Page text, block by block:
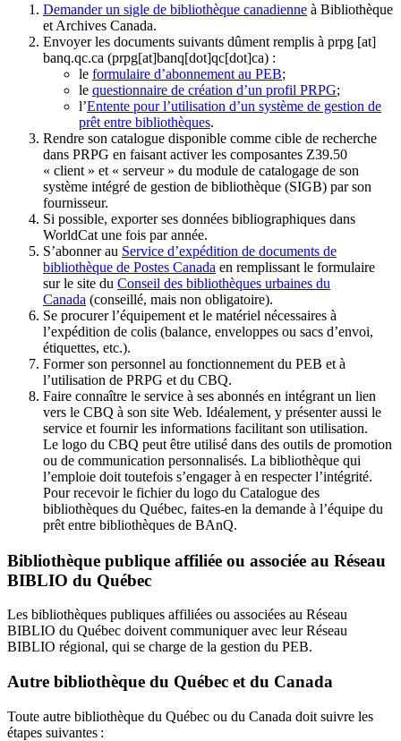
Demander un sigle de bibliothèque canadienne à Bibliothèque
et Archives Canada.
Envoyer les documents suivants dûment remplis à prpg [at]
banq.qc.ca (prpg[at]banq[dot]qc[dot]ca) :
le formulaire d’abonnement au PEB;
le questionnaire de création d’un profil PRPG;
l’Entente pour l’utilisation d’un système de gestion de
prêt entre bibliothèques.
Rendre son catalogue disponible comme cible de recherche
dans PRPG en faisant activer les composantes Z39.50
« client » et « serveur » du module de catalogage de son
système intégré de gestion de bibliothèque (SIGB) par son
fournisseur.
Si possible, exporter ses données bibliographiques dans
WorldCat une fois par année.
S’abonner au Service d’expédition de documents de
bibliothèque de Postes Canada en remplissant le formulaire
sur le site du Conseil des bibliothèques urbaines du
Canada (conseillé, mais non obligatoire).
Se procurer l’équipement et le matériel nécessaires à
l’expédition de colis (balance, enveloppes ou sacs d’envoi,
étiquettes, etc.).
Former son personnel au fonctionnement du PEB et à
l’utilisation de PRPG et du CBQ.
Faire connaître le service à ses abonnés en intégrant un lien
vers le CBQ à son site Web. Idéalement, y présenter aussi le
service et fournir les informations facilitant son utilisation.
Le logo du CBQ peut être utilisé dans des outils de promotion
ou de communication personnalisés. La bibliothèque qui
l’emploie doit toutefois s’engager à en respecter l’intégrité.
Pour recevoir le fichier du logo du Catalogue des
bibliothèques du Québec, faites-en la demande à l’équipe du
prêt entre bibliothèques de BAnQ.
Bibliothèque publique affiliée ou associée au Réseau
BIBLIO du Québec
Les bibliothèques publiques affiliées ou associées au Réseau
BIBLIO du Québec doivent communiquer avec leur Réseau
BIBLIO régional, qui se charge de la gestion du PEB.
Autre bibliothèque du Québec et du Canada
Toute autre bibliothèque du Québec ou du Canada doit suivre les
étapes suivantes :